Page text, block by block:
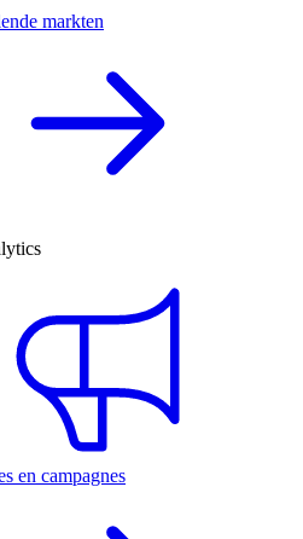
markten
en campagnes